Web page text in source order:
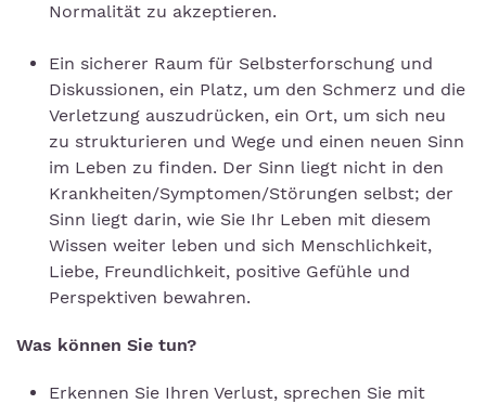
Normalität zu akzeptieren.
Ein sicherer Raum für Selbsterforschung und
Diskussionen, ein Platz, um den Schmerz und die
Verletzung auszudrücken, ein Ort, um sich neu
zu strukturieren und Wege und einen neuen Sinn
im Leben zu finden. Der Sinn liegt nicht in den
Krankheiten/Symptomen/Störungen selbst; der
Sinn liegt darin, wie Sie Ihr Leben mit diesem
Wissen weiter leben und sich Menschlichkeit,
Liebe, Freundlichkeit, positive Gefühle und
Perspektiven bewahren.
Was können Sie tun?
Erkennen Sie Ihren Verlust, sprechen Sie mit